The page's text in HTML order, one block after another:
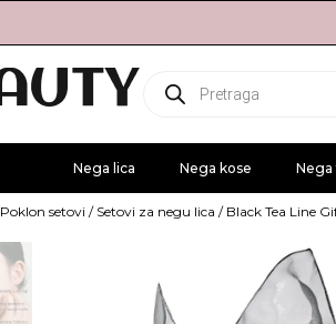
Products
search
Nega lica Nega kose Nega
Poklon setovi / Setovi za negu lica / Black Tea Line